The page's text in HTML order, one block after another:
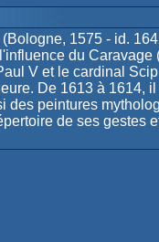
1575 - id.
du
V et le cardinal
De 1613 à 1614,
des peintures
de ses gestes